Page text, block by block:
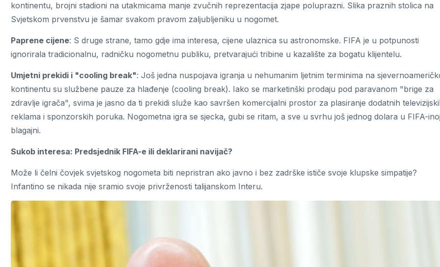
kontinentu, brojni stadioni na utakmicama manje zvučnih reprezentacija zjape poluprazni. Slika praznih stolica na
Svjetskom prvenstvu je šamar svakom pravom zaljubljeniku u nogomet.
Paprene cijene: S druge strane, tamo gdje ima interesa, cijene ulaznica su astronomske. FIFA je u potpunosti
ignorirala tradicionalnu, radničku nogometnu publiku, pretvarajući tribine u kazalište za bogatu klijentelu.
Umjetni prekidi i "cooling break": Još jedna nuspojava igranja u nehumanim ljetnim terminima na
kontinentu su službene pauze za hlađenje (cooling break). Iako se marketinški prodaju pod paravanom "brige za
zdravlje igrača", svima je jasno da ti prekidi služe kao savršen komercijalni prostor za plasiranje dodatnih
reklama i sponzorskih poruka. Nogometna igra se sjecka, gubi se ritam, a sve u svrhu još jednog dolara u FIFA-inoj
blagajni.
Sukob interesa: Predsjednik FIFA-e ili deklarirani navijač?
Može li čelni čovjek svjetskog nogometa biti nepristran ako javno i bez zadrške ističe svoje klupske simpatije?
Infantino se nikada nije sramio svoje privrženosti talijanskom Interu.